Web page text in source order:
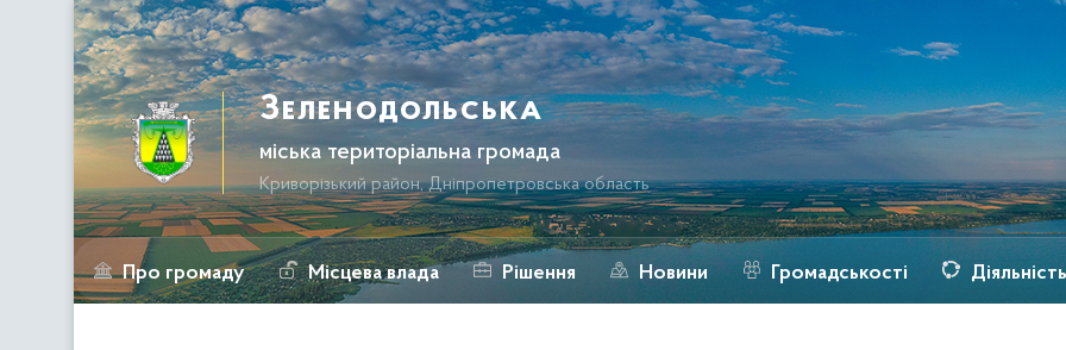
Зеленодольська
міська територіальна громада
Криворізький район, Дніпропетровська область
Про громаду Місцева влада Рішення Новини Громадськості Діяльність